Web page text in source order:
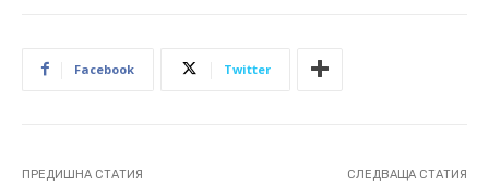
Facebook Twitter
ПРЕДИШНА СТАТИЯ СЛЕДВАЩА СТАТИЯ